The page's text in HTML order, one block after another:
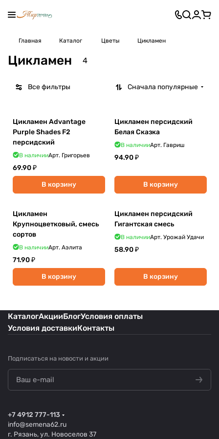
Главная Каталог Цветы Цикламен
Цикламен 4
Все фильтры Сначала популярные
Цикламен Advantage
Purple Shades F2
персидский
В наличииАрт. Григорьев
69.90 ₽
В корзину
Цикламен персидский
Белая Сказка
В наличииАрт. Гавриш
94.90 ₽
В корзину
Цикламен
Крупноцветковый, смесь
сортов
В наличииАрт. Аэлита
71.90 ₽
В корзину
Цикламен персидский
Гигантская смесь
В наличииАрт. Урожай Удачи
58.90 ₽
В корзину
КаталогАкцииБлогУсловия оплаты
Условия доставкиКонтакты
Подписаться на новости и акции
+7 4912 777-113
info@semena62.ru
г. Рязань, ул. Новоселов 37